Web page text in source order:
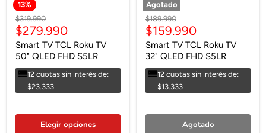
13%
Precio
original
$319.990
Precio
actual
$279.990
Smart TV TCL Roku TV
50" QLED FHD S5LR
12 cuotas sin interés de:
$23.333
Elegir opciones
Agotado
Precio
original
$189.990
Precio
actual
$159.990
Smart TV TCL Roku TV
32" QLED FHD S5LR
12 cuotas sin interés de:
$13.333
Agotado